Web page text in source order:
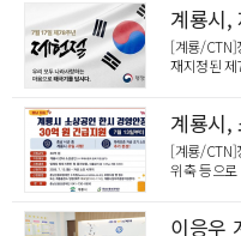
[계룡/CTN]
재지정된
[계룡/CTN]
위축 등으